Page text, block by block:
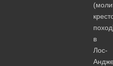
в
Лос-